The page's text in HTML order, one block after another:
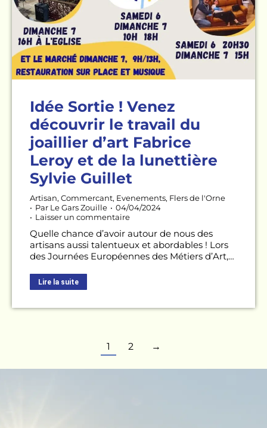
Idée Sortie ! Venez
découvrir le travail du
joaillier d’art Fabrice
Leroy et de la lunettière
Sylvie Guillet
Artisan, Commercant, Evenements, Flers de l'Orne
Par Le Gars Zouille
04/04/2024
Laisser un commentaire
Quelle chance d’avoir autour de nous des
artisans aussi talentueux et abordables ! Lors
des Journées Européennes des Métiers d’Art,…
Lire la suite
1 2 →